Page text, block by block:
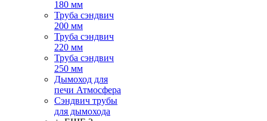
180 мм
Труба сэндвич
200 мм
Труба сэндвич
220 мм
Труба сэндвич
250 мм
Дымоход для
печи Атмосфера
Сэндвич трубы
для дымохода